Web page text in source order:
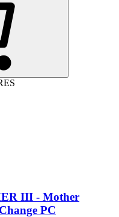
III - Mother
PC